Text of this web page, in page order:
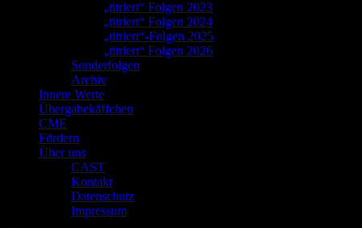
„titriert“ Folgen 2023
„titriert“ Folgen 2024
„titriert“-Folgen 2025
„titriert“ Folgen 2026
Sonderfolgen
Archiv
Innere Werte
Übergabekäffchen
CME
Fördern
Über uns
CAST
Kontakt
Datenschutz
Impressum